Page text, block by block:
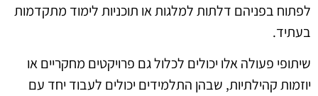
לפתוח בפניהם דלתות למלגות או תוכניות לימוד מתקדמות
בעתיד.
שיתופי פעולה אלו יכולים לכלול גם פרויקטים מחקריים או
יוזמות קהילתיות, שבהן התלמידים יכולים לעבוד יחד עם